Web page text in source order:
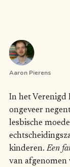
Aaron Pierens
In het Verenigd
ongeveer
lesbische
kinderen.Een
van afgenomen